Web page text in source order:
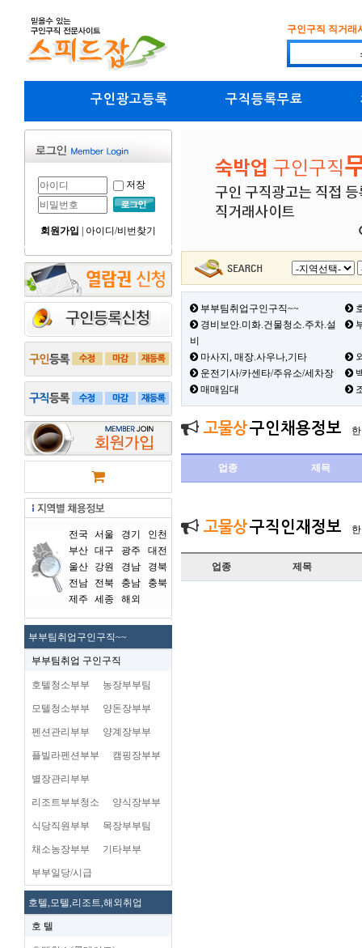
구인구직 직거래
구인광고등록 구직등록무료
저장
회원가입 아이디/비번찾기
전국 서울 경기
인천
부산 대구 광주
대전
울산
강원 경남
경북
전남
전북 충남
충북
제주
세종 해외
부부팀취업구인구직~~
부부팀취업 구인구직
호텔청소부부 농장부부팀
모텔청소부부 양돈장부부
펜션관리부부 양계장부부
플빌라펜션부부 캠핑장부부
별장관리부부
리조트부부청소 양식장부부
식당직원부부 목장부부팀
채소농장부부 기타부부
부부일당/시급
호텔,모텔,리조트,해외취업
호 텔
부부팀취업구인구직~~
경비보안.미화.건물청소.주차.설
비
마사지, 매장.사우나,기타
운전기사/카센타/주유소/세차장
매매임대
고물상구인채용정보
업종 제목
고물상구직인재정보
업종 제목